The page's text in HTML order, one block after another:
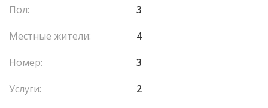
Пол:
3
Местные жители:
4
Номер:
3
Услуги:
2